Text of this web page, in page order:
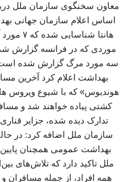
معاون سخنگوی سازمان ملل
هانتا
موردی که در فرانسه گزارش
سه مورد مرگ گزارش شده
بهداشت اعلام کرد آخرین
هوندیوس» که با شیوع ویروس
کشتی پیاده خواهند شد و
تدارک دیده شده، جزایر
سازمان ملل اضافه کرد: در
بهداشت عمومی همچنان
ملل تاکید دارد که تلاش‌های
همه افراد، از جمله